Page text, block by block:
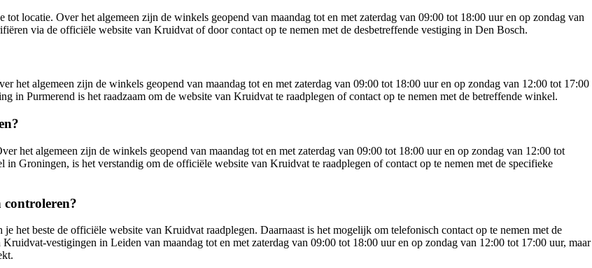
locatie. Over het algemeen zijn de winkels geopend van maandag tot en met zaterdag van 09:00 tot 18:00 uur en op zondag van
via de officiële website van Kruidvat of door contact op te nemen met de desbetreffende vestiging in Den Bosch.
het algemeen zijn de winkels geopend van maandag tot en met zaterdag van 09:00 tot 18:00 uur en op zondag van 12:00 tot 17:00
in Purmerend is het raadzaam om de website van Kruidvat te raadplegen of contact op te nemen met de betreffende winkel.
het algemeen zijn de winkels geopend van maandag tot en met zaterdag van 09:00 tot 18:00 uur en op zondag van 12:00 tot
Groningen, is het verstandig om de officiële website van Kruidvat te raadplegen of contact op te nemen met de specifieke
het beste de officiële website van Kruidvat raadplegen. Daarnaast is het mogelijk om telefonisch contact op te nemen met de
vestigingen in Leiden van maandag tot en met zaterdag van 09:00 tot 18:00 uur en op zondag van 12:00 tot 17:00 uur, maar